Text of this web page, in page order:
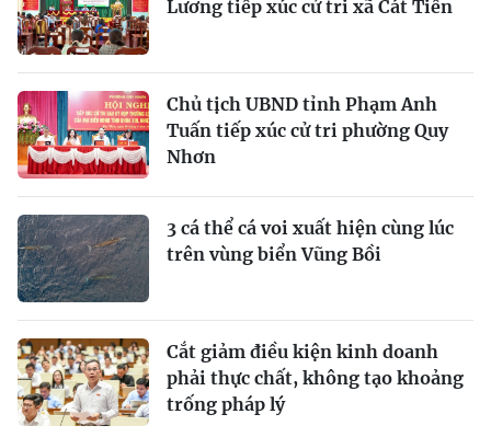
Lương tiếp xúc cử tri xã Cát Tiến
Chủ tịch UBND tỉnh Phạm Anh
Tuấn tiếp xúc cử tri phường Quy
Nhơn
3 cá thể cá voi xuất hiện cùng lúc
trên vùng biển Vũng Bồi
Cắt giảm điều kiện kinh doanh
phải thực chất, không tạo khoảng
trống pháp lý